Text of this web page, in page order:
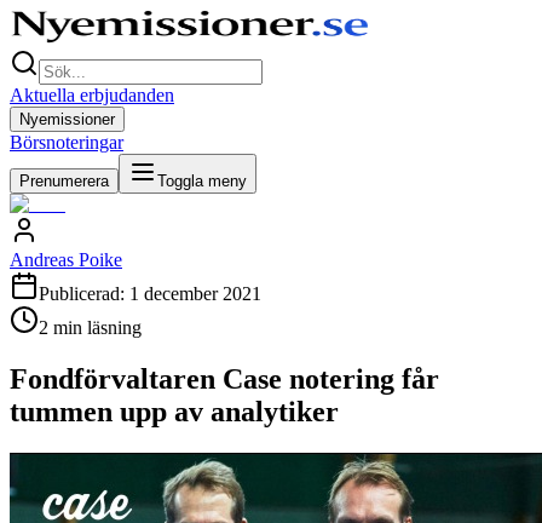
Aktuella erbjudanden
Nyemissioner
Börsnoteringar
Prenumerera Toggla meny
Andreas Poike
Publicerad: 1 december 2021
2 min läsning
Fondförvaltaren Case notering får
tummen upp av analytiker